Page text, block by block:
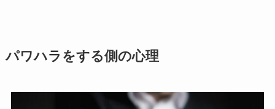
パワハラをする側の心理